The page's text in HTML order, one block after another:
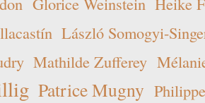
plus
neuf
moins
dix
László Somogyi-
Mathilde Zufferey
Patrice Mugny